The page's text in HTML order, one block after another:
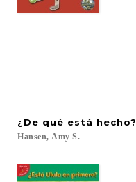
¿De qué está hecho?
Hansen, Amy S.